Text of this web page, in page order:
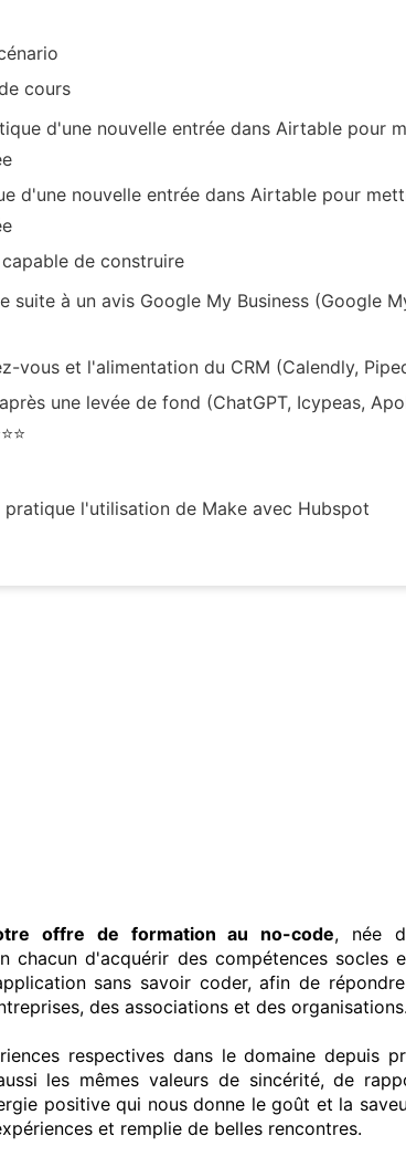
cours
d'une nouvelle entrée dans Airtable pour
d'une nouvelle entrée dans Airtable pour
de construire
suite à un avis Google My Business (Google
vous et l'alimentation du CRM (Calendly,
une levée de fond (ChatGPT, Icypeas,
l'utilisation de Make avec Hubspot
offre de formation au no-code, née
chacun d'acquérir des compétences socles
sans savoir coder, afin de
des associations et des organisations.
respectives dans le domaine depuis
les mêmes valeurs de sincérité, de
positive qui nous donne le goût et la
et remplie de belles rencontres.